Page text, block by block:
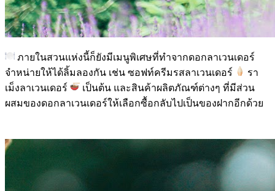
ภายในสวนแห่งนี้ก็ยังมีเมนูพิเศษที่ทำจากดอกลาเวนเดอร์
จำหน่ายให้ได้ลิ้มลองกัน เช่น ซอฟท์ครีมรสลาเวนเดอร์
รา
เม็งลาเวนเดอร์
เป็นต้น และสินค้าผลิตภัณฑ์ต่างๆ ที่มีส่วน
ผสมของดอกลาเวนเดอร์ให้เลือกซื้อกลับไปเป็นของฝากอีกด้วย